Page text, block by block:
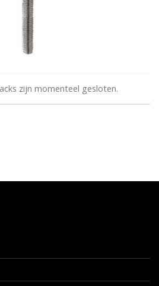
zijn momenteel gesloten.